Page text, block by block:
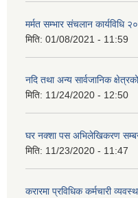
मर्मत सम्भार संचलान कार्यविधि
मिति: 01/08/2021 - 11:59
नदि तथा अन्य सार्वजानिक
मिति: 11/24/2020 - 12:50
घर नक्शा पस अभिलेखिकरण
मिति: 11/23/2020 - 11:47
करारमा प्रविधिक कर्मचारी